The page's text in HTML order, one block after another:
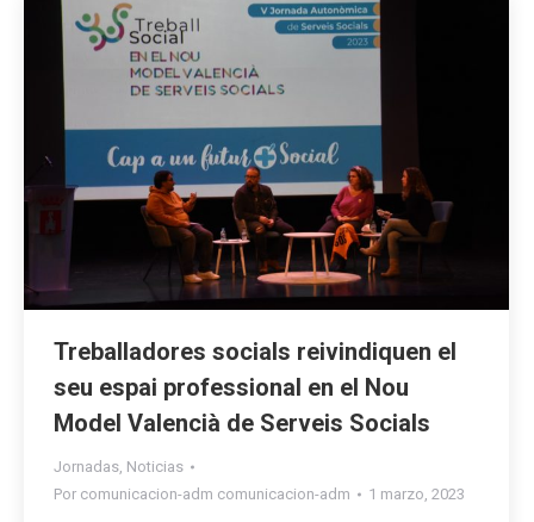
Treballadores socials reivindiquen el
seu espai professional en el Nou
Model Valencià de Serveis Socials
Jornadas, Noticias
Por comunicacion-adm comunicacion-adm 1 marzo, 2023